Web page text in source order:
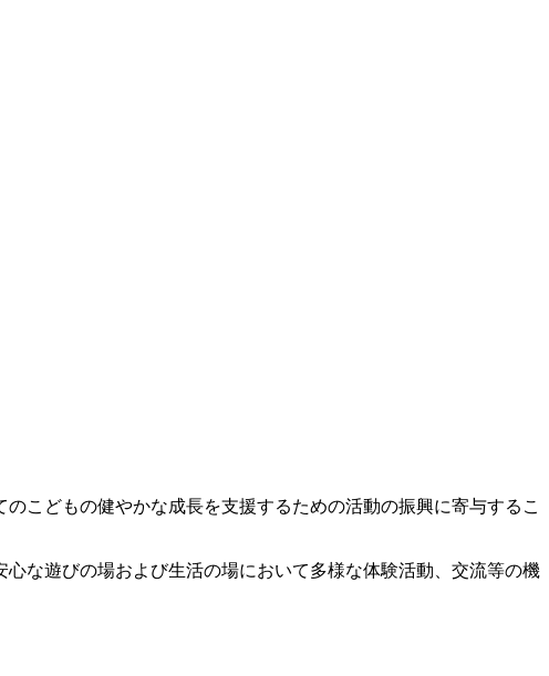
こどもの健やかな成長を支援するための活動の振興に寄与するこ
な遊びの場および生活の場において多様な体験活動、交流等の機